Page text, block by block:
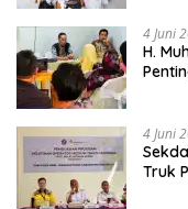
4 Juni
H.
4 Juni
Truk